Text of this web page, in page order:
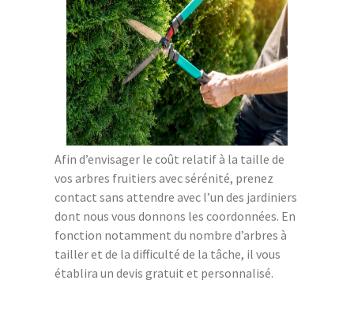
Afin d’envisager le coût relatif à la taille de
vos arbres fruitiers avec sérénité, prenez
contact sans attendre avec l’un des jardiniers
dont nous vous donnons les coordonnées. En
fonction notamment du nombre d’arbres à
tailler et de la difficulté de la tâche, il vous
établira un devis gratuit et personnalisé.